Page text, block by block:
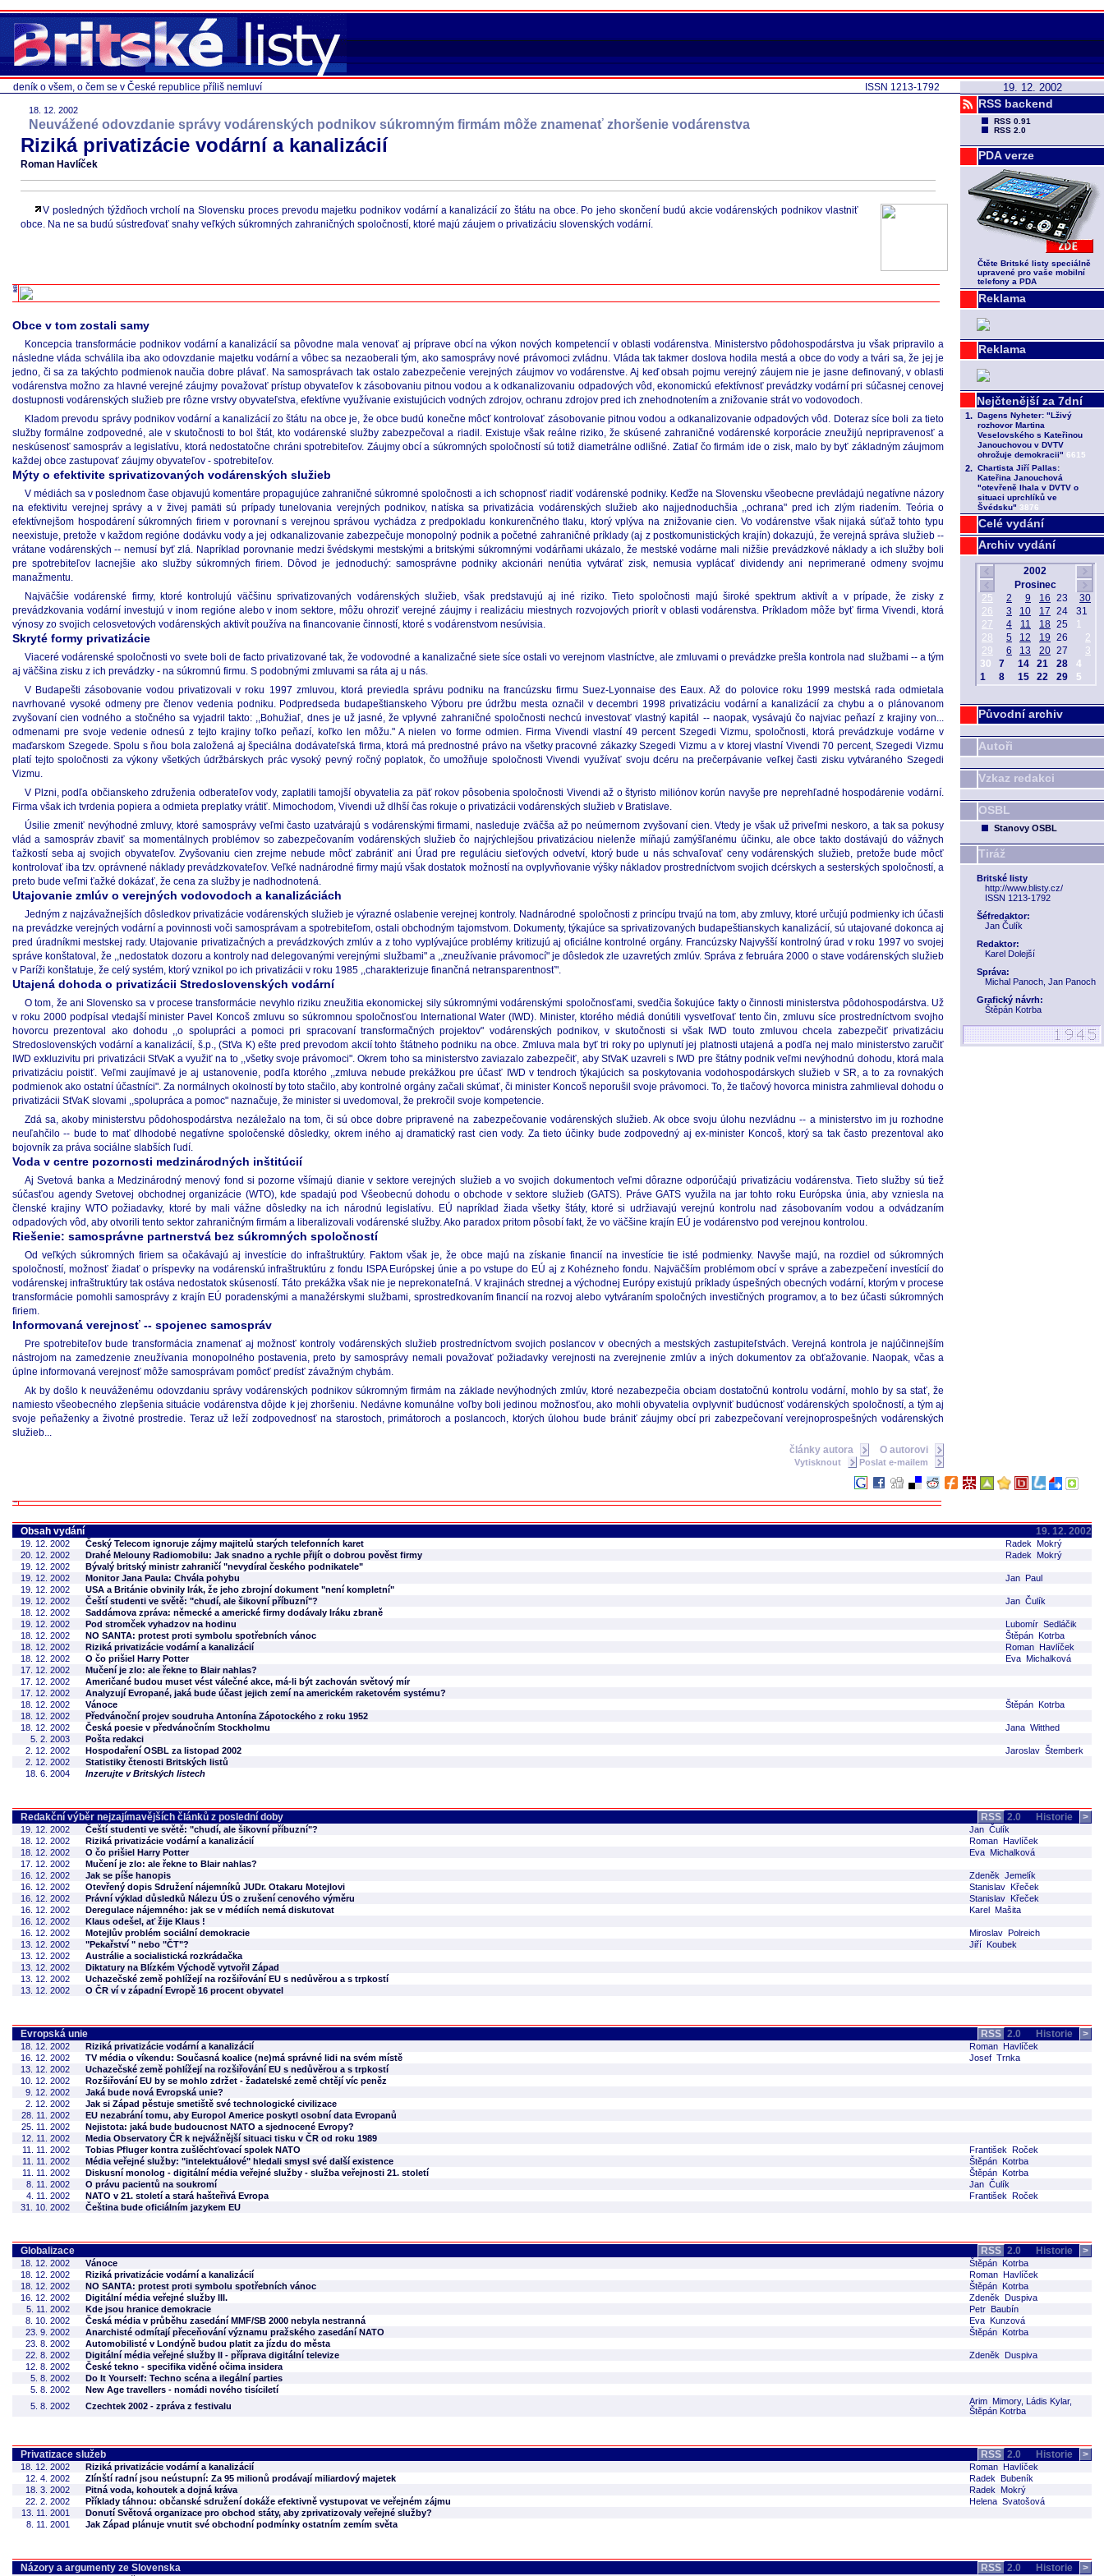
19. 12. 2002
RSS backend
RSS 0.91
RSS 2.0
PDA verze
Čtěte Britské listy speciálně
upravené pro vaše mobilní
telefony a PDA
Reklama
Reklama
Celé vydání
Archiv vydání
Původní archiv
Autoři
Vzkaz redakci
OSBL
Stanovy OSBL
Tiráž
Britské listy
http://www.blisty.cz/
ISSN 1213-1792
Šéfredaktor:
Jan Čulík
Redaktor:
Karel Dolejší
Správa:
Michal Panoch, Jan Panoch
Grafický návrh:
Štěpán Kotrba
ISSN 1213-1792
deník o všem, o čem se v České republice příliš nemluví
18. 12. 2002
Neuvážené odovzdanie správy vodárenských podnikov súkromným firmám môže znamenať zhoršenie vodárenstva
Riziká privatizácie vodární a kanalizácií
Roman Havlíček
V posledných týždňoch vrcholí na Slovensku proces prevodu majetku podnikov vodární a kanalizácií zo štátu na obce. Po jeho skončení budú akcie vodárenských podnikov vlastniť
obce. Na ne sa budú sústreďovať snahy veľkých súkromných zahraničných spoločností, ktoré majú záujem o privatizáciu slovenských vodární.
Obce v tom zostali samy
Koncepcia transformácie podnikov vodární a kanalizácií sa pôvodne mala venovať aj príprave obcí na výkon nových kompetencií v oblasti vodárenstva. Ministerstvo pôdohospodárstva ju však pripravilo a
následne vláda schválila iba ako odovzdanie majetku vodární a vôbec sa nezaoberali tým, ako samosprávy nové právomoci zvládnu. Vláda tak takmer doslova hodila mestá a obce do vody a tvári sa, že jej je
jedno, či sa za takýchto podmienok naučia dobre plávať. Na samosprávach tak ostalo zabezpečenie verejných záujmov vo vodárenstve. Aj keď obsah pojmu verejný záujem nie je jasne definovaný, v oblasti
vodárenstva možno za hlavné verejné záujmy považovať prístup obyvateľov k zásobovaniu pitnou vodou a k odkanalizovaniu odpadových vôd, ekonomickú efektívnosť prevádzky vodární pri súčasnej cenovej
dostupnosti vodárenských služieb pre rôzne vrstvy obyvateľstva, efektívne využívanie existujúcich vodných zdrojov, ochranu zdrojov pred ich znehodnotením a znižovanie strát vo vodovodoch.
Kladom prevodu správy podnikov vodární a kanalizácií zo štátu na obce je, že obce budú konečne môcť kontrolovať zásobovanie pitnou vodou a odkanalizovanie odpadových vôd. Doteraz síce boli za tieto
služby formálne zodpovedné, ale v skutočnosti to bol štát, kto vodárenské služby zabezpečoval a riadil. Existuje však reálne riziko, že skúsené zahraničné vodárenské korporácie zneužijú nepripravenosť a
neskúsenosť samospráv a legislatívu, ktorá nedostatočne chráni spotrebiteľov. Záujmy obcí a súkromných spoločností sú totiž diametrálne odlišné. Zatiaľ čo firmám ide o zisk, malo by byť základným záujmom
každej obce zastupovať záujmy obyvateľov - spotrebiteľov.
Mýty o efektivite sprivatizovaných vodárenských služieb
V médiách sa v poslednom čase objavujú komentáre propagujúce zahraničné súkromné spoločnosti a ich schopnosť riadiť vodárenské podniky. Keďže na Slovensku všeobecne prevládajú negatívne názory
na efektivitu verejnej správy a v živej pamäti sú prípady tunelovania verejných podnikov, natíska sa privatizácia vodárenských služieb ako najjednoduchšia ,,ochrana" pred ich zlým riadením. Teória o
efektívnejšom hospodárení súkromných firiem v porovnaní s verejnou správou vychádza z predpokladu konkurenčného tlaku, ktorý vplýva na znižovanie cien. Vo vodárenstve však nijaká súťaž tohto typu
neexistuje, pretože v každom regióne dodávku vody a jej odkanalizovanie zabezpečuje monopolný podnik a početné zahraničné príklady (aj z postkomunistických krajín) dokazujú, že verejná správa služieb --
vrátane vodárenských -- nemusí byť zlá. Napríklad porovnanie medzi švédskymi mestskými a britskými súkromnými vodárňami ukázalo, že mestské vodárne mali nižšie prevádzkové náklady a ich služby boli
pre spotrebiteľov lacnejšie ako služby súkromných firiem. Dôvod je jednoduchý: samosprávne podniky akcionári nenútia vytvárať zisk, nemusia vyplácať dividendy ani neprimerané odmeny svojmu
manažmentu.
Najväčšie vodárenské firmy, ktoré kontrolujú väčšinu sprivatizovaných vodárenských služieb, však predstavujú aj iné riziko. Tieto spoločnosti majú široké spektrum aktivít a v prípade, že zisky z
prevádzkovania vodární investujú v inom regióne alebo v inom sektore, môžu ohroziť verejné záujmy i realizáciu miestnych rozvojových priorít v oblasti vodárenstva. Príkladom môže byť firma Vivendi, ktorá
výnosy zo svojich celosvetových vodárenských aktivít používa na financovanie činností, ktoré s vodárenstvom nesúvisia.
Skryté formy privatizácie
Viaceré vodárenské spoločnosti vo svete boli de facto privatizované tak, že vodovodné a kanalizačné siete síce ostali vo verejnom vlastníctve, ale zmluvami o prevádzke prešla kontrola nad službami -- a tým
aj väčšina zisku z ich prevádzky - na súkromnú firmu. S podobnými zmluvami sa ráta aj u nás.
V Budapešti zásobovanie vodou privatizovali v roku 1997 zmluvou, ktorá previedla správu podniku na francúzsku firmu Suez-Lyonnaise des Eaux. Až do polovice roku 1999 mestská rada odmietala
navrhované vysoké odmeny pre členov vedenia podniku. Podpredseda budapeštianskeho Výboru pre údržbu mesta označil v decembri 1998 privatizáciu vodární a kanalizácií za chybu a o plánovanom
zvyšovaní cien vodného a stočného sa vyjadril takto: ,,Bohužiaľ, dnes je už jasné, že vplyvné zahraničné spoločnosti nechcú investovať vlastný kapitál -- naopak, vysávajú čo najviac peňazí z krajiny von...
odmenami pre svoje vedenie odnesú z tejto krajiny toľko peňazí, koľko len môžu." A nielen vo forme odmien. Firma Vivendi vlastní 49 percent Szegedi Vizmu, spoločnosti, ktorá prevádzkuje vodárne v
maďarskom Szegede. Spolu s ňou bola založená aj špeciálna dodávateľská firma, ktorá má prednostné právo na všetky pracovné zákazky Szegedi Vizmu a v ktorej vlastní Vivendi 70 percent, Szegedi Vizmu
platí tejto spoločnosti za výkony všetkých údržbárskych prác vysoký pevný ročný poplatok, čo umožňuje spoločnosti Vivendi využívať svoju dcéru na prečerpávanie veľkej časti zisku vytváraného Szegedi
Vizmu.
V Plzni, podľa občianskeho združenia odberateľov vody, zaplatili tamojší obyvatelia za päť rokov pôsobenia spoločnosti Vivendi až o štyristo miliónov korún navyše pre neprehľadné hospodárenie vodární.
Firma však ich tvrdenia popiera a odmieta preplatky vrátiť. Mimochodom, Vivendi už dlhší čas rokuje o privatizácii vodárenských služieb v Bratislave.
Úsilie zmeniť nevýhodné zmluvy, ktoré samosprávy veľmi často uzatvárajú s vodárenskými firmami, nasleduje zväčša až po neúmernom zvyšovaní cien. Vtedy je však už priveľmi neskoro, a tak sa pokusy
vlád a samospráv zbaviť sa momentálnych problémov so zabezpečovaním vodárenských služieb čo najrýchlejšou privatizáciou nielenže míňajú zamýšľanému účinku, ale obce takto dostávajú do vážnych
ťažkostí seba aj svojich obyvateľov. Zvyšovaniu cien zrejme nebude môcť zabrániť ani Úrad pre reguláciu sieťových odvetví, ktorý bude u nás schvaľovať ceny vodárenských služieb, pretože bude môcť
kontrolovať iba tzv. oprávnené náklady prevádzkovateľov. Veľké nadnárodné firmy majú však dostatok možností na ovplyvňovanie výšky nákladov prostredníctvom svojich dcérskych a sesterských spoločností, a
preto bude veľmi ťažké dokázať, že cena za služby je nadhodnotená.
Utajovanie zmlúv o verejných vodovodoch a kanalizáciách
Jedným z najzávažnejších dôsledkov privatizácie vodárenských služieb je výrazné oslabenie verejnej kontroly. Nadnárodné spoločnosti z princípu trvajú na tom, aby zmluvy, ktoré určujú podmienky ich účasti
na prevádzke verejných vodární a povinnosti voči samosprávam a spotrebiteľom, ostali obchodným tajomstvom. Dokumenty, týkajúce sa sprivatizovaných budapeštianskych kanalizácií, sú utajované dokonca aj
pred úradníkmi mestskej rady. Utajovanie privatizačných a prevádzkových zmlúv a z toho vyplývajúce problémy kritizujú aj oficiálne kontrolné orgány. Francúzsky Najvyšší kontrolný úrad v roku 1997 vo svojej
správe konštatoval, že ,,nedostatok dozoru a kontroly nad delegovanými verejnými službami" a ,,zneužívanie právomocí" je dôsledok zle uzavretých zmlúv. Správa z februára 2000 o stave vodárenských služieb
v Paríži konštatuje, že celý systém, ktorý vznikol po ich privatizácii v roku 1985 ,,charakterizuje finančná netransparentnosť".
Utajená dohoda o privatizácii Stredoslovenských vodární
O tom, že ani Slovensko sa v procese transformácie nevyhlo riziku zneužitia ekonomickej sily súkromnými vodárenskými spoločnosťami, svedčia šokujúce fakty o činnosti ministerstva pôdohospodárstva. Už
v roku 2000 podpísal vtedajší minister Pavel Koncoš zmluvu so súkromnou spoločnosťou International Water (IWD). Minister, ktorého médiá donútili vysvetľovať tento čin, zmluvu síce prostredníctvom svojho
hovorcu prezentoval ako dohodu ,,o spolupráci a pomoci pri spracovaní transformačných projektov" vodárenských podnikov, v skutočnosti si však IWD touto zmluvou chcela zabezpečiť privatizáciu
Stredoslovenských vodární a kanalizácií, š.p., (StVa K) ešte pred prevodom akcií tohto štátneho podniku na obce. Zmluva mala byť tri roky po uplynutí jej platnosti utajená a podľa nej malo ministerstvo zaručiť
IWD exkluzivitu pri privatizácii StVaK a využiť na to ,,všetky svoje právomoci". Okrem toho sa ministerstvo zaviazalo zabezpečiť, aby StVaK uzavreli s IWD pre štátny podnik veľmi nevýhodnú dohodu, ktorá mala
privatizáciu poistiť. Veľmi zaujímavé je aj ustanovenie, podľa ktorého ,,zmluva nebude prekážkou pre účasť IWD v tendroch týkajúcich sa poskytovania vodohospodárskych služieb v SR, a to za rovnakých
podmienok ako ostatní účastníci". Za normálnych okolností by toto stačilo, aby kontrolné orgány začali skúmať, či minister Koncoš neporušil svoje právomoci. To, že tlačový hovorca ministra zahmlieval dohodu o
privatizácii StVaK slovami ,,spolupráca a pomoc" naznačuje, že minister si uvedomoval, že prekročil svoje kompetencie.
Zdá sa, akoby ministerstvu pôdohospodárstva nezáležalo na tom, či sú obce dobre pripravené na zabezpečovanie vodárenských služieb. Ak obce svoju úlohu nezvládnu -- a ministerstvo im ju rozhodne
neuľahčilo -- bude to mať dlhodobé negatívne spoločenské dôsledky, okrem iného aj dramatický rast cien vody. Za tieto účinky bude zodpovedný aj ex-minister Koncoš, ktorý sa tak často prezentoval ako
bojovník za práva sociálne slabších ľudí.
Voda v centre pozornosti medzinárodných inštitúcií
Aj Svetová banka a Medzinárodný menový fond si pozorne všímajú dianie v sektore verejných služieb a vo svojich dokumentoch veľmi dôrazne odporúčajú privatizáciu vodárenstva. Tieto služby sú tiež
súčasťou agendy Svetovej obchodnej organizácie (WTO), kde spadajú pod Všeobecnú dohodu o obchode v sektore služieb (GATS). Práve GATS využila na jar tohto roku Európska únia, aby vzniesla na
členské krajiny WTO požiadavky, ktoré by mali vážne dôsledky na ich národnú legislatívu. EÚ napríklad žiada všetky štáty, ktoré si udržiavajú verejnú kontrolu nad zásobovaním vodou a odvádzaním
odpadových vôd, aby otvorili tento sektor zahraničným firmám a liberalizovali vodárenské služby. Ako paradox pritom pôsobí fakt, že vo väčšine krajín EÚ je vodárenstvo pod verejnou kontrolou.
Riešenie: samosprávne partnerstvá bez súkromných spoločností
Od veľkých súkromných firiem sa očakávajú aj investície do infraštruktúry. Faktom však je, že obce majú na získanie financií na investície tie isté podmienky. Navyše majú, na rozdiel od súkromných
spoločností, možnosť žiadať o príspevky na vodárenskú infraštruktúru z fondu ISPA Európskej únie a po vstupe do EÚ aj z Kohézneho fondu. Najväčším problémom obcí v správe a zabezpečení investícií do
vodárenskej infraštruktúry tak ostáva nedostatok skúseností. Táto prekážka však nie je neprekonateľná. V krajinách strednej a východnej Európy existujú príklady úspešných obecných vodární, ktorým v procese
transformácie pomohli samosprávy z krajín EÚ poradenskými a manažérskymi službami, sprostredkovaním financií na rozvoj alebo vytváraním spoločných investičných programov, a to bez účasti súkromných
firiem.
Informovaná verejnosť -- spojenec samospráv
Pre spotrebiteľov bude transformácia znamenať aj možnosť kontroly vodárenských služieb prostredníctvom svojich poslancov v obecných a mestských zastupiteľstvách. Verejná kontrola je najúčinnejším
nástrojom na zamedzenie zneužívania monopolného postavenia, preto by samosprávy nemali považovať požiadavky verejnosti na zverejnenie zmlúv a iných dokumentov za obťažovanie. Naopak, včas a
úplne informovaná verejnosť môže samosprávam pomôcť predísť závažným chybám.
Ak by došlo k neuváženému odovzdaniu správy vodárenských podnikov súkromným firmám na základe nevýhodných zmlúv, ktoré nezabezpečia obciam dostatočnú kontrolu vodární, mohlo by sa stať, že
namiesto všeobecného zlepšenia situácie vodárenstva dôjde k jej zhoršeniu. Nedávne komunálne voľby boli jedinou možnosťou, ako mohli obyvatelia ovplyvniť budúcnosť vodárenských spoločností, a tým aj
svoje peňaženky a životné prostredie. Teraz už leží zodpovednosť na starostoch, primátoroch a poslancoch, ktorých úlohou bude brániť záujmy obcí pri zabezpečovaní verejnoprospešných vodárenských
služieb...
články autora
O autorovi
Vytisknout Poslat e-mailem
Obsah vydání 19. 12. 2002
19. 12. 2002 Český Telecom ignoruje zájmy majitelů starých telefonních karet
Radek Mokrý
20. 12. 2002
Drahé Melouny Radiomobilu: Jak snadno a rychle přijít o dobrou pověst firmy
Radek Mokrý
19. 12. 2002
Bývalý britský ministr zahraničí "nevydíral českého podnikatele"
19. 12. 2002
Monitor Jana Paula: Chvála pohybu
Jan Paul
19. 12. 2002
USA a Británie obvinily Irák, že jeho zbrojní dokument "není kompletní"
19. 12. 2002
Čeští studenti ve světě: "chudí, ale šikovní příbuzní"?
Jan Čulík
18. 12. 2002
Saddámova zpráva: německé a americké firmy dodávaly Iráku zbraně
19. 12. 2002
Pod stromček vyhadzov na hodinu
Lubomír Sedláčik
18. 12. 2002
NO SANTA: protest proti symbolu spotřebních vánoc
Štěpán Kotrba
18. 12. 2002
Riziká privatizácie vodární a kanalizácií
Roman Havlíček
18. 12. 2002
O čo prišiel Harry Potter
Eva Michalková
17. 12. 2002
Mučení je zlo: ale řekne to Blair nahlas?
17. 12. 2002
Američané budou muset vést válečné akce, má-li být zachován světový mír
17. 12. 2002
Analyzují Evropané, jaká bude účast jejich zemí na americkém raketovém systému?
18. 12. 2002
Vánoce
Štěpán Kotrba
18. 12. 2002
Předvánoční projev soudruha Antonína Zápotockého z roku 1952
18. 12. 2002
Česká poesie v předvánočním Stockholmu
Jana Witthed
5. 2. 2003
Pošta redakci
2. 12. 2002
Hospodaření OSBL za listopad 2002
Jaroslav Štemberk
2. 12. 2002
Statistiky čtenosti Britských listů
18. 6. 2004
Inzerujte v Britských listech
Redakční výběr nejzajímavějších článků z poslední doby RSS 2.0 Historie >
19. 12. 2002 Čeští studenti ve světě: "chudí, ale šikovní příbuzní"?
Jan Čulík
18. 12. 2002
Riziká privatizácie vodární a kanalizácií
Roman Havlíček
18. 12. 2002
O čo prišiel Harry Potter
Eva Michalková
17. 12. 2002
Mučení je zlo: ale řekne to Blair nahlas?
16. 12. 2002
Jak se píše hanopis
Zdeněk Jemelík
16. 12. 2002
Otevřený dopis Sdružení nájemníků JUDr. Otakaru Motejlovi
Stanislav Křeček
16. 12. 2002
Právní výklad důsledků Nálezu ÚS o zrušení cenového výměru
Stanislav Křeček
16. 12. 2002
Deregulace nájemného: jak se v médiích nemá diskutovat
Karel Mašita
16. 12. 2002
Klaus odešel, ať žije Klaus !
16. 12. 2002
Motejlův problém sociální demokracie
Miroslav Polreich
13. 12. 2002
"Pekařství " nebo "ČT"?
Jiří Koubek
13. 12. 2002
Austrálie a socialistická rozkrádačka
13. 12. 2002
Diktatury na Blízkém Východě vytvořil Západ
13. 12. 2002
Uchazečské země pohlížejí na rozšiřování EU s nedůvěrou a s trpkostí
13. 12. 2002
O ČR ví v západní Evropě 16 procent obyvatel
Evropská unie RSS 2.0 Historie >
18. 12. 2002 Riziká privatizácie vodární a kanalizácií
Roman Havlíček
16. 12. 2002
TV média o víkendu: Současná koalice (ne)má správné lidi na svém místě
Josef Trnka
13. 12. 2002
Uchazečské země pohlížejí na rozšiřování EU s nedůvěrou a s trpkostí
10. 12. 2002
Rozšiřování EU by se mohlo zdržet - žadatelské země chtějí víc peněz
9. 12. 2002
Jaká bude nová Evropská unie?
2. 12. 2002
Jak si Západ pěstuje smetiště své technologické civilizace
28. 11. 2002
EU nezabrání tomu, aby Europol Americe poskytl osobní data Evropanů
25. 11. 2002
Nejistota: jaká bude budoucnost NATO a sjednocené Evropy?
12. 11. 2002
Media Observatory ČR k nejvážnější situaci tisku v ČR od roku 1989
11. 11. 2002
Tobias Pfluger kontra zušlěchťovací spolek NATO
František Roček
11. 11. 2002
Média veřejné služby: "intelektuálové" hledali smysl své další existence
Štěpán Kotrba
11. 11. 2002
Diskusní monolog - digitální média veřejné služby - služba veřejnosti 21. století
Štěpán Kotrba
8. 11. 2002
O právu pacientů na soukromí
Jan Čulík
4. 11. 2002
NATO v 21. století a stará hašteřivá Evropa
František Roček
31. 10. 2002
Čeština bude oficiálním jazykem EU
Globalizace RSS 2.0 Historie >
18. 12. 2002 Vánoce
Štěpán Kotrba
18. 12. 2002
Riziká privatizácie vodární a kanalizácií
Roman Havlíček
18. 12. 2002
NO SANTA: protest proti symbolu spotřebních vánoc
Štěpán Kotrba
16. 12. 2002
Digitální média veřejné služby III.
Zdeněk Duspiva
5. 11. 2002
Kde jsou hranice demokracie
Petr Baubín
8. 10. 2002
Česká média v průběhu zasedání MMF/SB 2000 nebyla nestranná
Eva Kunzová
23. 9. 2002
Anarchisté odmítají přeceňování významu pražského zasedání NATO
Štěpán Kotrba
23. 8. 2002
Automobilisté v Londýně budou platit za jízdu do města
22. 8. 2002
Digitální média veřejné služby II - příprava digitální televize
Zdeněk Duspiva
12. 8. 2002
České tekno - specifika viděné očima insidera
5. 8. 2002
Do It Yourself: Techno scéna a ilegální parties
5. 8. 2002
New Age travellers - nomádi nového tisíciletí
5. 8. 2002
Czechtek 2002 - zpráva z festivalu
Arim Mimory, Ládis Kylar,
Štěpán Kotrba
Privatizace služeb RSS 2.0 Historie >
18. 12. 2002 Riziká privatizácie vodární a kanalizácií
Roman Havlíček
12. 4. 2002
Zlínští radní jsou neústupní: Za 95 milionů prodávají miliardový majetek
Radek Bubeník
18. 3. 2002
Pitná voda, kohoutek a dojná kráva
Radek Mokrý
22. 2. 2002
Příklady táhnou: občanské sdružení dokáže efektivně vystupovat ve veřejném zájmu
Helena Svatošová
13. 11. 2001
Donutí Světová organizace pro obchod státy, aby zprivatizovaly veřejné služby?
8. 11. 2001
Jak Západ plánuje vnutit své obchodní podmínky ostatním zemím světa
Názory a argumenty ze Slovenska RSS 2.0 Historie >